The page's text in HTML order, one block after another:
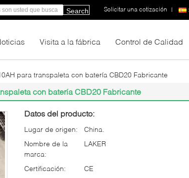
Solicitar una cotización |
Search
Visita a la fábrica Control de Calidad
para transpaleta con batería CBD20 Fabricante
con batería CBD20 Fabricante
Datos del producto:
Lugar de origen:
China.
Nombre de la
marca:
LAKER
Certificación:
CE